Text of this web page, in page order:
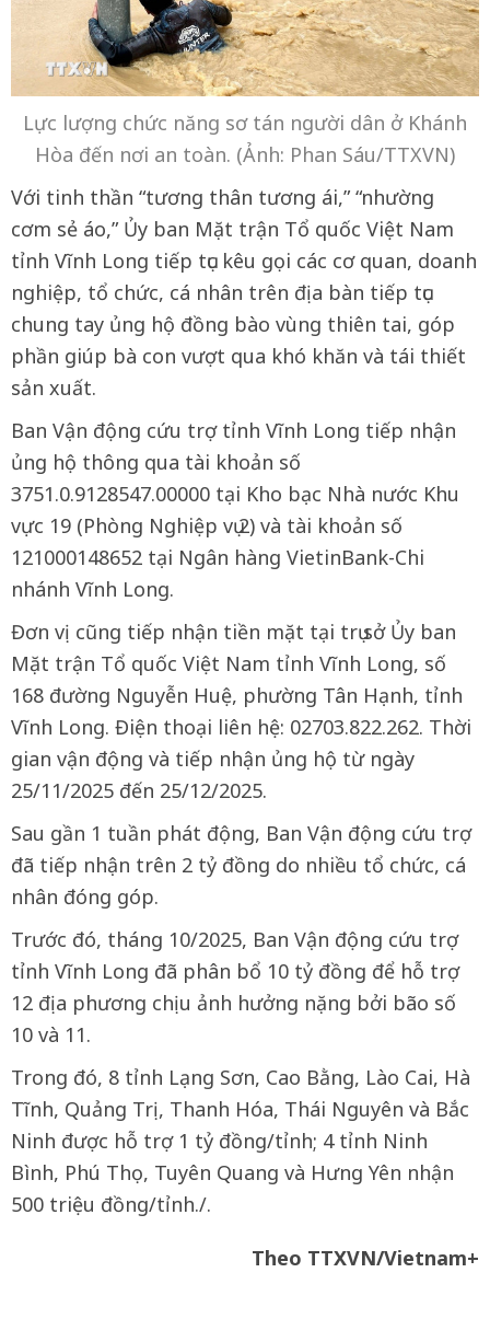
Lực lượng chức năng sơ tán người dân ở Khánh
Hòa đến nơi an toàn. (Ảnh: Phan Sáu/TTXVN)
Với tinh thần “tương thân tương ái,” “nhường
cơm sẻ áo,” Ủy ban Mặt trận Tổ quốc Việt Nam
tỉnh Vĩnh Long tiếp tục kêu gọi các cơ quan, doanh
nghiệp, tổ chức, cá nhân trên địa bàn tiếp tục
chung tay ủng hộ đồng bào vùng thiên tai, góp
phần giúp bà con vượt qua khó khăn và tái thiết
sản xuất.
Ban Vận động cứu trợ tỉnh Vĩnh Long tiếp nhận
ủng hộ thông qua tài khoản số
3751.0.9128547.00000 tại Kho bạc Nhà nước Khu
vực 19 (Phòng Nghiệp vụ 2) và tài khoản số
121000148652 tại Ngân hàng VietinBank-Chi
nhánh Vĩnh Long.
Đơn vị cũng tiếp nhận tiền mặt tại trụ sở Ủy ban
Mặt trận Tổ quốc Việt Nam tỉnh Vĩnh Long, số
168 đường Nguyễn Huệ, phường Tân Hạnh, tỉnh
Vĩnh Long. Điện thoại liên hệ: 02703.822.262. Thời
gian vận động và tiếp nhận ủng hộ từ ngày
25/11/2025 đến 25/12/2025.
Sau gần 1 tuần phát động, Ban Vận động cứu trợ
đã tiếp nhận trên 2 tỷ đồng do nhiều tổ chức, cá
nhân đóng góp.
Trước đó, tháng 10/2025, Ban Vận động cứu trợ
tỉnh Vĩnh Long đã phân bổ 10 tỷ đồng để hỗ trợ
12 địa phương chịu ảnh hưởng nặng bởi bão số
10 và 11.
Trong đó, 8 tỉnh Lạng Sơn, Cao Bằng, Lào Cai, Hà
Tĩnh, Quảng Trị, Thanh Hóa, Thái Nguyên và Bắc
Ninh được hỗ trợ 1 tỷ đồng/tỉnh; 4 tỉnh Ninh
Bình, Phú Thọ, Tuyên Quang và Hưng Yên nhận
500 triệu đồng/tỉnh./.
Theo TTXVN/Vietnam+